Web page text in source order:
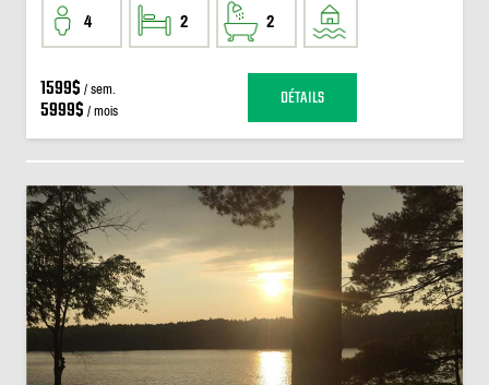
4 2 2
1599$ / sem.
5999$ / mois DÉTAILS